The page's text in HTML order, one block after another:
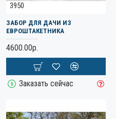
3950
ЗАБОР ДЛЯ ДАЧИ ИЗ
ЕВРОШТАКЕТНИКА
4600.00р.
Заказать сейчас